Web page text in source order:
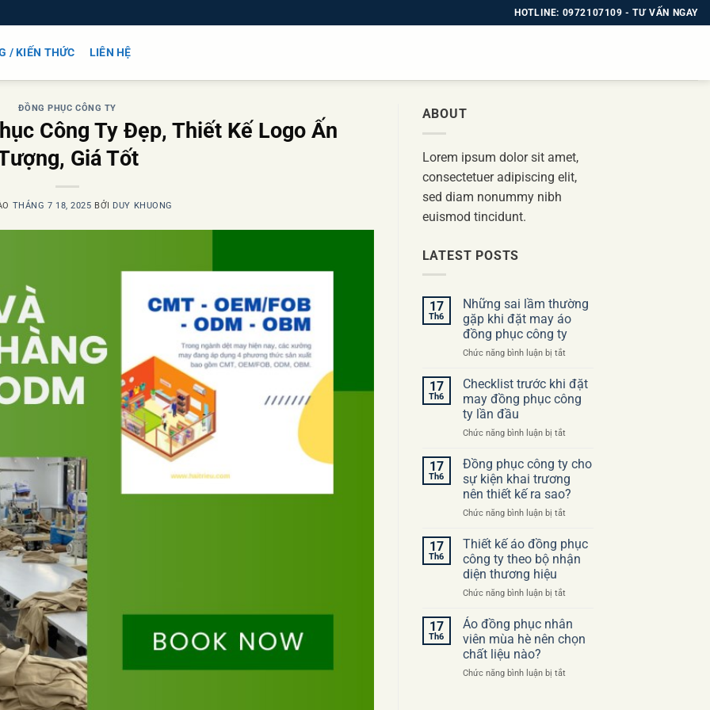
HOTLINE: 0972107109 - TƯ VẤN NGAY
/ KIẾN THỨC LIÊN HỆ
ĐỒNG PHỤC CÔNG TY
Công Ty Đẹp, Thiết Kế Logo Ấn
Giá Tốt
THÁNG 7 18, 2025 BỞI DUY KHUONG
ABOUT
Lorem ipsum dolor sit amet,
consectetuer adipiscing elit,
sed diam nonummy nibh
euismod tincidunt.
LATEST POSTS
17
Th6
Những sai lầm thường
gặp khi đặt may áo
đồng phục công ty
Chức năng bình luận bị tắtở
sai
lầm
thường
khi
may
đồng
phục
công
17
Th6
Checklist trước khi đặt
may đồng phục công
ty lần đầu
Chức năng bình luận bị tắtở
trước
khi
đặt
may
đồng
công
ty
lần
17
Th6
Đồng phục công ty cho
sự kiện khai trương
nên thiết kế ra sao?
Chức năng bình luận bị tắtở
phục
công
ty
sự
khai
trương
nên
kế
17
Th6
Thiết kế áo đồng phục
công ty theo bộ nhận
diện thương hiệu
Chức năng bình luận bị tắtở
kế
áo
đồng
công
17
Th6
Áo đồng phục nhân
viên mùa hè nên chọn
chất liệu nào?
Chức năng bình luận bị tắtở